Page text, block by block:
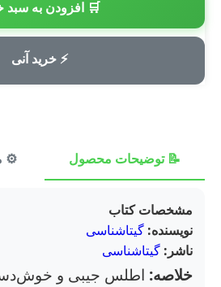
🛒 افزودن به سبد
⚡ خرید آنی
💳 پرداخت امن
📝 توضیحات محصول ⚙️
مشخصات کتاب
نویسنده: گیتاشناسی
ناشر: گیتاشناسی
خلاصه: اطلس جیبی و